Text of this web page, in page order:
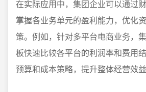
在实际应用中，集团企业可以通过
掌握各业务单元的盈利能力，优化
策。例如，针对多平台电商业务，
板快速比较各平台的利润率和费用
预算和成本策略，提升整体经营效益